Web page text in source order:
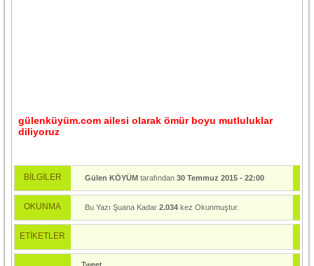
gülenküyüm.com ailesi olarak ömür boyu mutluluklar
diliyoruz
BİLGİLER Gülen KÖYÜMtarafından 30 Temmuz 2015 - 22:00
OKUNMA Bu Yazı Şuana Kadar 2.034kez Okunmuştur.
ETİKETLER